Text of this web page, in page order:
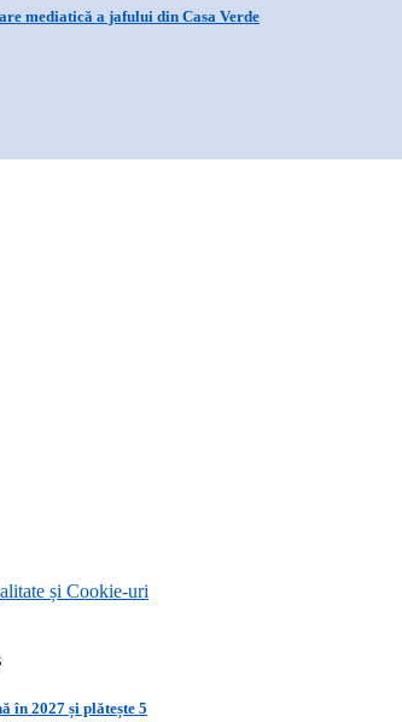
mediatică a jafului din Casa Verde
și Cookie-uri
în 2027 și plătește 5